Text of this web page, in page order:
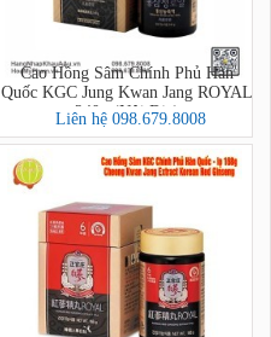
Cao Hồng Sâm Chính Phủ Hàn
Quốc KGC Jung Kwan Jang ROYAL
240g (Nội Địa)
Liên hệ 098.679.8008